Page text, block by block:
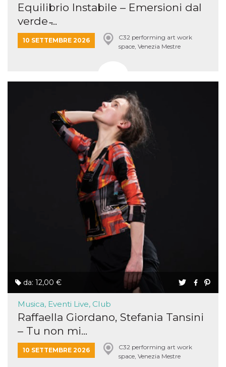
Equilibrio Instabile – Emersioni dal
verde ̵...
10 SETTEMBRE 2026
C32 performing art work
space, Venezia Mestre
da: 12,00 €
Musica, Eventi Live, Club
Raffaella Giordano, Stefania Tansini
– Tu non mi...
10 SETTEMBRE 2026
C32 performing art work
space, Venezia Mestre